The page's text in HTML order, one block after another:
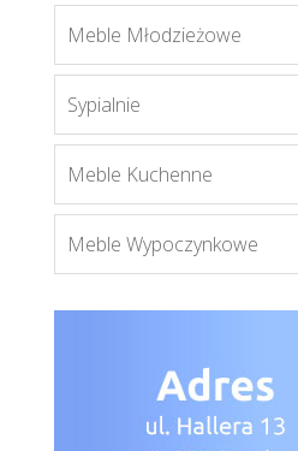
Więcej
Meble Młodzieżowe
Sypialnie
Meble Kuchenne
Meble Wypoczynkowe